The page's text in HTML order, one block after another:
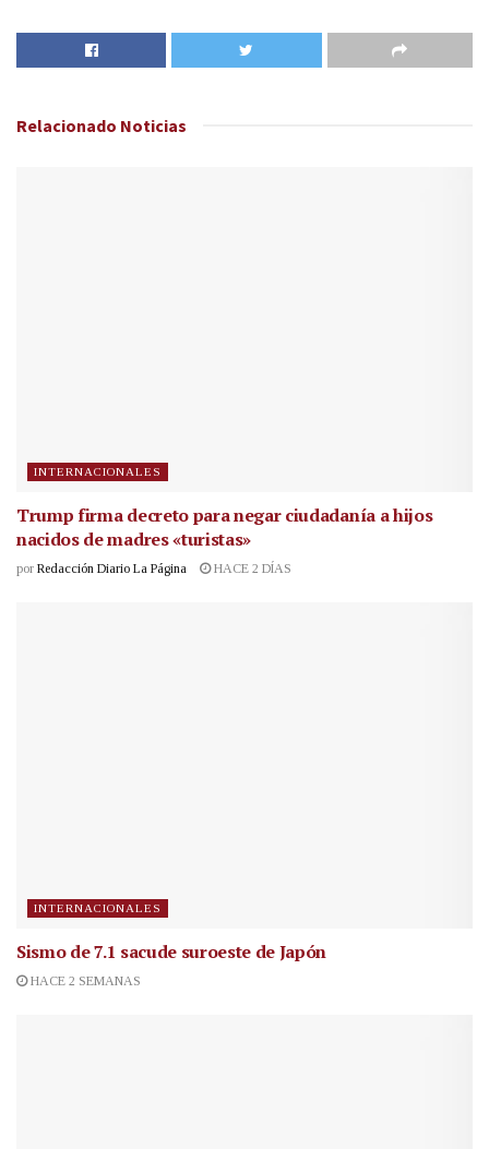
Relacionado Noticias
INTERNACIONALES
Trump firma decreto para negar ciudadanía a hijos
nacidos de madres «turistas»
por Redacción Diario La Página HACE 2 DÍAS
INTERNACIONALES
Sismo de 7.1 sacude suroeste de Japón
HACE 2 SEMANAS